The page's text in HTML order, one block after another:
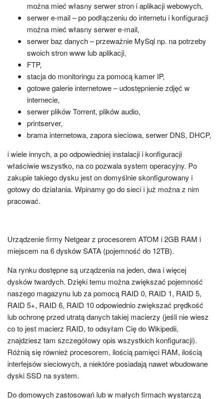
można mieć własny serwer stron i aplikacji webowych,
serwer e-mail – po podłączeniu do internetu i konfiguracji
można mieć własny serwer e-mail,
serwer baz danych – przeważnie MySql np. na potrzeby
swoich stron www lub aplikacji,
FTP,
stacja do monitoringu za pomocą kamer IP,
gotowe galerie internetowe – udostępnienie zdjęć w
internecie,
serwer plików Torrent, plików audio,
printserver,
brama internetowa, zapora sieciowa, serwer DNS, DHCP,
i wiele innych, a po odpowiedniej instalacji i konfiguracji
właściwie wszystko, na co pozwala system operacyjny. Po
zakupie takiego dysku jest on domyślnie skonfigurowany i
gotowy do działania. Wpinamy go do sieci i już można z nim
pracować.
Urządzenie firmy Netgear z procesorem ATOM i 2GB RAM i
miejscem na 6 dysków SATA (pojemność do 12TB).
Na rynku dostępne są urządzenia na jeden, dwa i więcej
dysków twardych. Dzięki temu można zwiększać pojemność
naszego magazynu lub za pomocą RAID 0, RAID 1, RAID 5,
RAID 5+, RAID 6, RAID 10 odpowiednio zwiększać prędkość
lub ochronę przed utratą danych takiej macierzy (jeśli nie wiesz
co to jest macierz RAID, to odsyłam Cię do Wikipedii,
znajdziesz tam szczegółowy opis wszystkich konfiguracji).
Różnią się również procesorem, ilością pamięci RAM, ilością
interfejsów sieciowych, a niektóre posiadają nawet wbudowane
dyski SSD na system.
Do domowych zastosowań lub w małych firmach wystarczą